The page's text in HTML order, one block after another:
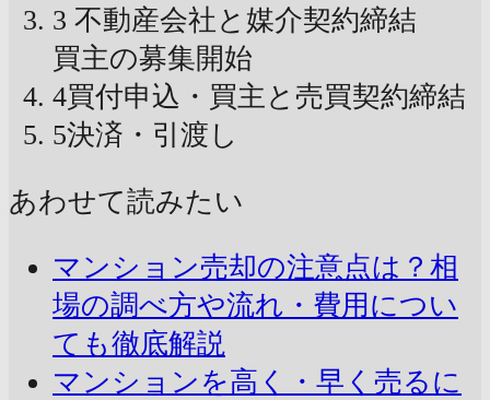
3 不動産会社と媒介契約締結
買主の募集開始
4買付申込・買主と売買契約締結
5決済・引渡し
あわせて読みたい
マンション売却の注意点は？相
場の調べ方や流れ・費用につい
ても徹底解説
マンションを高く・早く売るに